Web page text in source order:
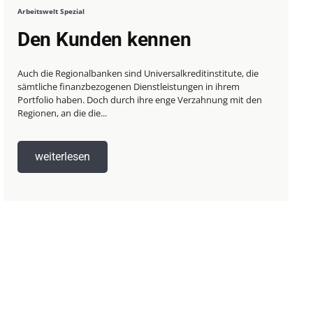
Arbeitswelt Spezial
Den Kunden kennen
Auch die Regionalbanken sind Universalkreditinstitute, die
sämtliche finanzbezogenen Dienstleistungen in ihrem
Portfolio haben. Doch durch ihre enge Verzahnung mit den
Regionen, an die die...
weiterlesen